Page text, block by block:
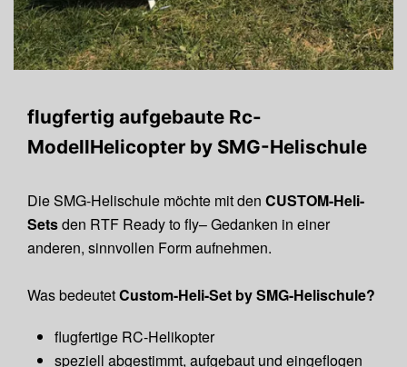
flugfertig aufgebaute Rc-
ModellHelicopter by SMG-Helischule
Die SMG-Helischule möchte mit den CUSTOM-Heli-
Setsden RTF Ready to fly– Gedanken in einer
anderen, sinnvollen Form aufnehmen.
Was bedeutetCustom-Heli-Set by SMG-Helischule?
flugfertige RC-Helikopter
speziell abgestimmt, aufgebaut und eingeflogen